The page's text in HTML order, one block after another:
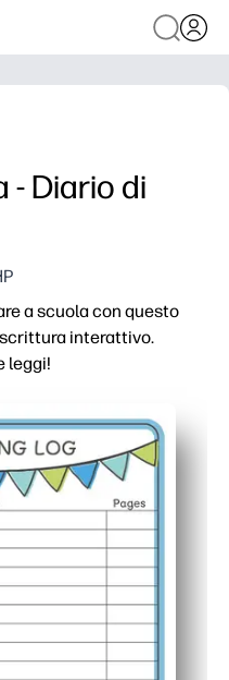
- Diario di
a scuola con questo
interattivo.
leggi!